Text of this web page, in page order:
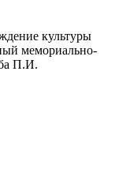
культуры
мемориально-
П.И.